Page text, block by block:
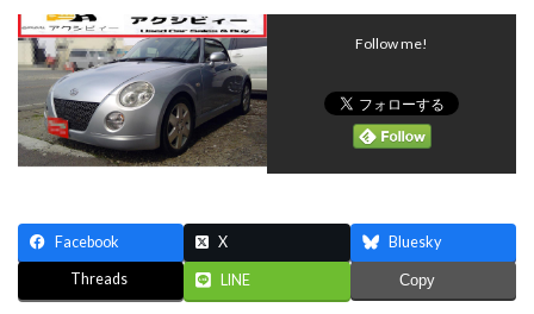
Follow me!
Facebook X Bluesky
Threads LINE Copy